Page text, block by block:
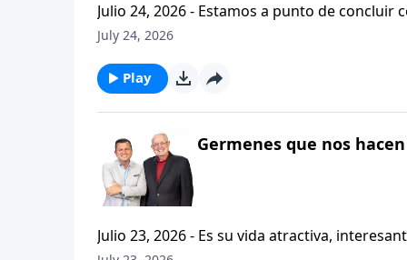
Julio 24, 2026 - Estamos a punto de
tesalonicenses titulado: Cristianismo Contagioso. En este escrito vemos una despedida franca. En
a sus hijos espirituales con una bendicion
July 24, 2026
Play
Germenes que nos
Julio 23, 2026 - Es su vida atractiva, interesante o contagiosa? Bienvenido a